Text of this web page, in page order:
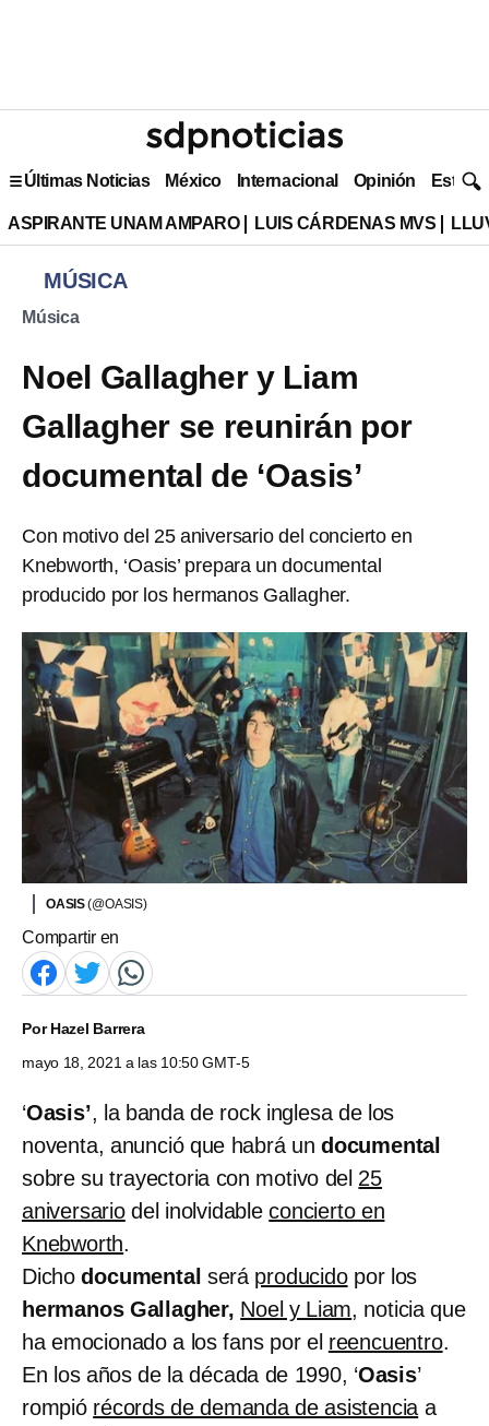
Últimas Noticias México Internacional Opinión Estilo
ASPIRANTE UNAM AMPARO LUIS CÁRDENAS MVS
MÚSICA
Música
Noel Gallagher y Liam
Gallagher se reunirán por
documental de ‘Oasis’
Con motivo del 25 aniversario del concierto en
Knebworth, ‘Oasis’ prepara un documental
producido por los hermanos Gallagher.
OASIS(@OASIS)
Compartir en
PorHazel Barrera
mayo 18, 2021 a las 10:50 GMT-5
‘Oasis’, la banda de rock inglesa de los
noventa, anunció que habrá un documental
sobre su trayectoria con motivo del 25
aniversariodel inolvidableconcierto en
Knebworth.
Dichodocumental será producidopor los
hermanos Gallagher, Noel y Liam, noticia que
ha emocionado a los fans por el reencuentro.
En los años de la década de 1990, ‘Oasis’
rompió récords de demanda de asistencia a